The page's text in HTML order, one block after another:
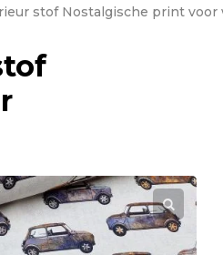
stof Nostalgische print voor